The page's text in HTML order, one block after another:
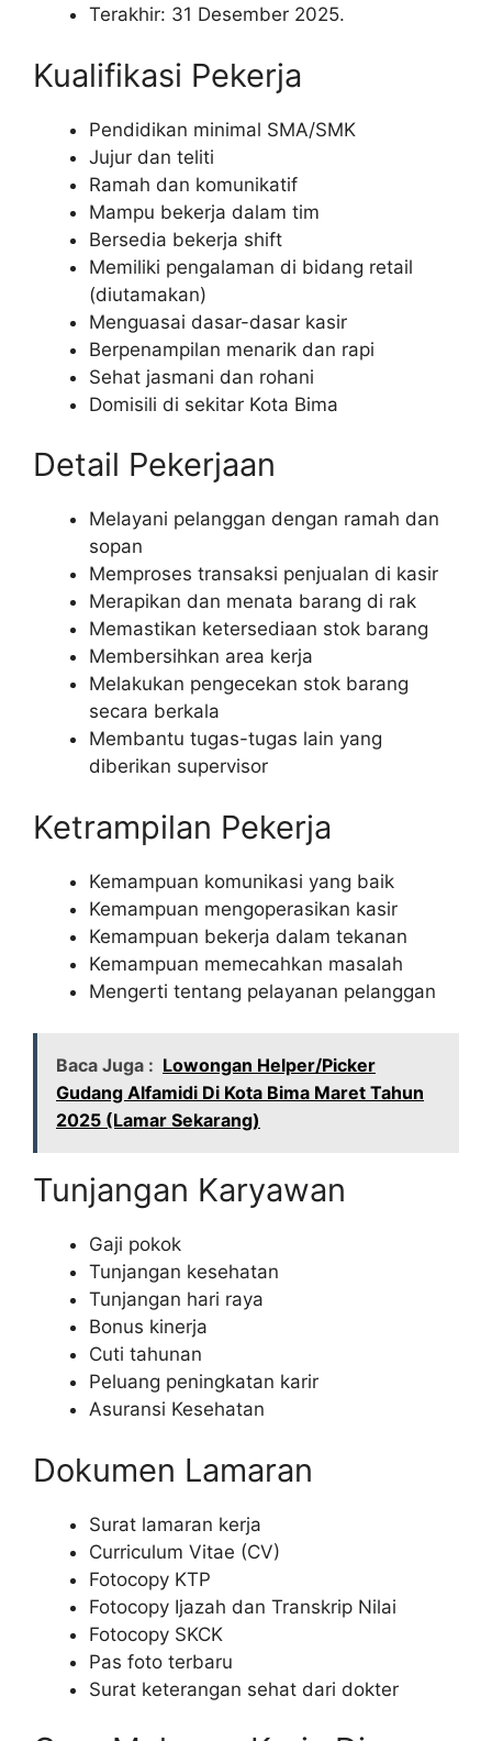
Terakhir: 31 Desember 2025.
Kualifikasi Pekerja
Pendidikan minimal SMA/SMK
Jujur dan teliti
Ramah dan komunikatif
Mampu bekerja dalam tim
Bersedia bekerja shift
Memiliki pengalaman di bidang retail
(diutamakan)
Menguasai dasar-dasar kasir
Berpenampilan menarik dan rapi
Sehat jasmani dan rohani
Domisili di sekitar Kota Bima
Detail Pekerjaan
Melayani pelanggan dengan ramah dan
sopan
Memproses transaksi penjualan di kasir
Merapikan dan menata barang di rak
Memastikan ketersediaan stok barang
Membersihkan area kerja
Melakukan pengecekan stok barang
secara berkala
Membantu tugas-tugas lain yang
diberikan supervisor
Ketrampilan Pekerja
Kemampuan komunikasi yang baik
Kemampuan mengoperasikan kasir
Kemampuan bekerja dalam tekanan
Kemampuan memecahkan masalah
Mengerti tentang pelayanan pelanggan
Baca Juga : Lowongan Helper/Picker
Gudang Alfamidi Di Kota Bima Maret Tahun
2025 (Lamar Sekarang)
Tunjangan Karyawan
Gaji pokok
Tunjangan kesehatan
Tunjangan hari raya
Bonus kinerja
Cuti tahunan
Peluang peningkatan karir
Asuransi Kesehatan
Dokumen Lamaran
Surat lamaran kerja
Curriculum Vitae (CV)
Fotocopy KTP
Fotocopy Ijazah dan Transkrip Nilai
Fotocopy SKCK
Pas foto terbaru
Surat keterangan sehat dari dokter